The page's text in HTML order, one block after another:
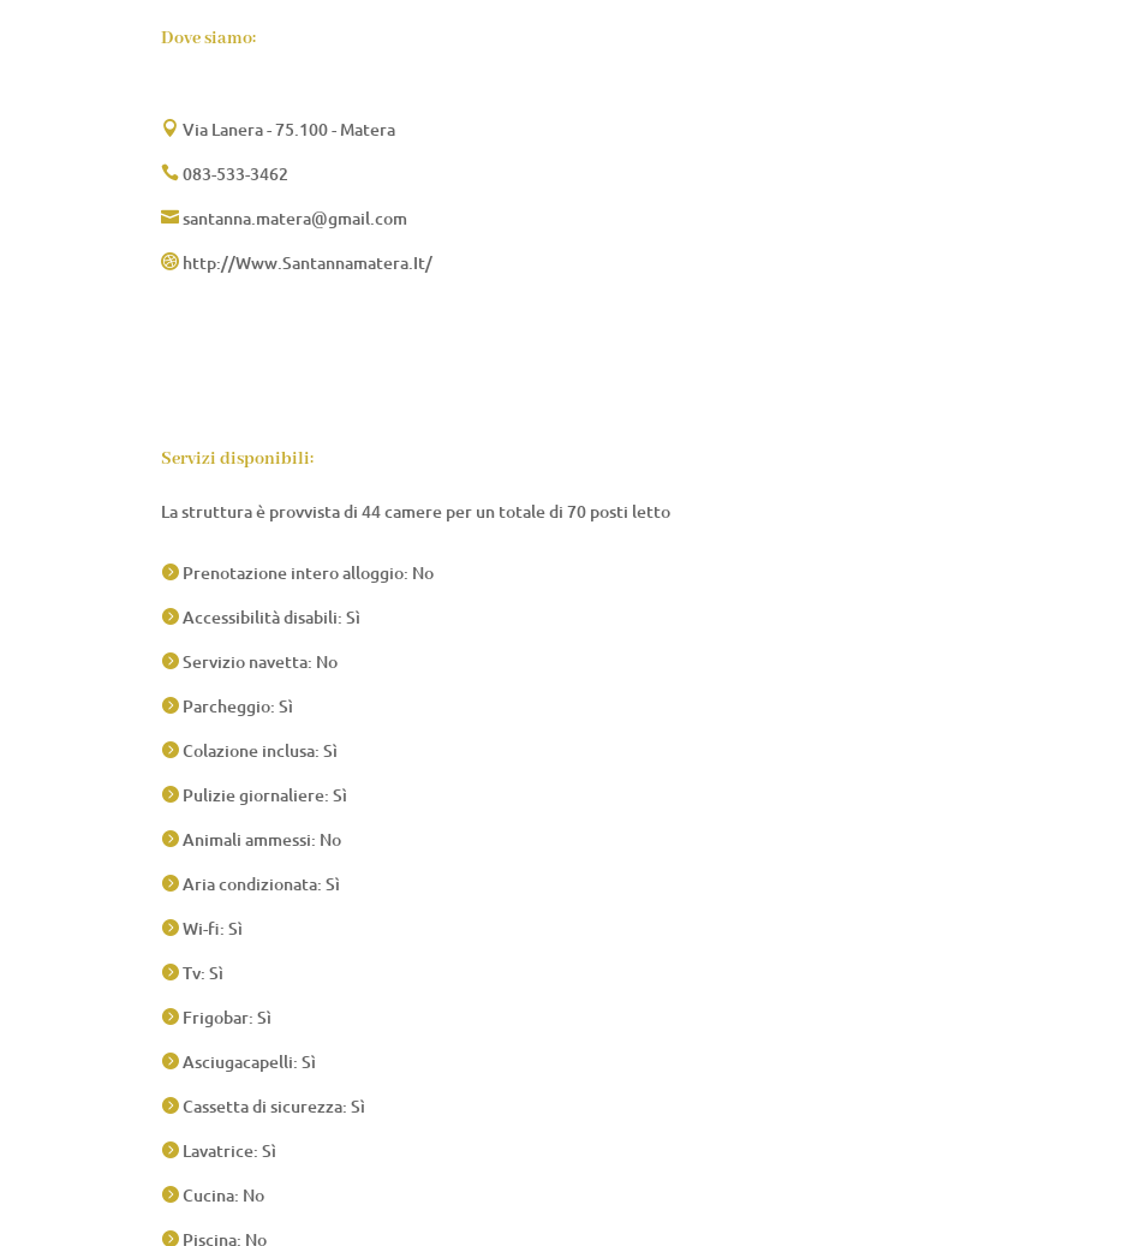
Dove siamo:
 Via Lanera - 75.100 - Matera
 083-533-3462
 santanna.matera@gmail.com
 http://Www.Santannamatera.It/
Servizi disponibili:
La struttura è provvista di 44 camere per un totale di 70 posti letto
 Prenotazione intero alloggio: No
 Accessibilità disabili: Sì
 Servizio navetta: No
 Parcheggio: Sì
 Colazione inclusa: Sì
 Pulizie giornaliere: Sì
 Animali ammessi: No
 Aria condizionata: Sì
 Wi-fi: Sì
 Tv: Sì
 Frigobar: Sì
 Asciugacapelli: Sì
 Cassetta di sicurezza: Sì
 Lavatrice: Sì
 Cucina: No
 Piscina: No